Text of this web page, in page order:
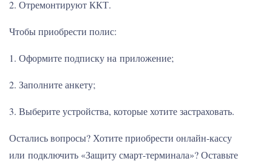
2. Отремонтируют ККТ.
Чтобы приобрести полис:
1. Оформите подписку на приложение;
2. Заполните анкету;
3. Выберите устройства, которые хотите застраховать.
Остались вопросы? Хотите приобрести онлайн-кассу
или подключить «Защиту смарт-терминала»? Оставьте